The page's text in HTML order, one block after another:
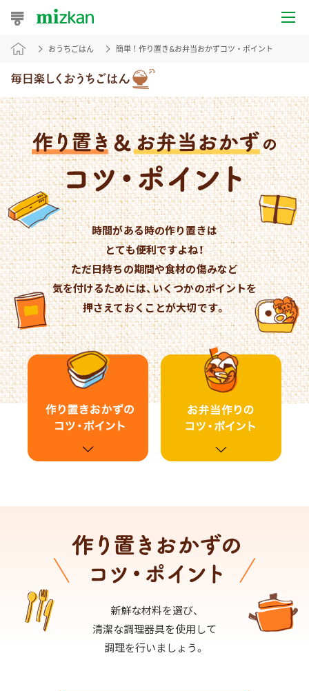
おうちレシピ
おすすめレシピ
レシピ特集
レシピカテゴリ一覧
商品からレシピを探す
レシピ名特集
商品情報
商品カテゴリ
酢 調味酢
お酢ドリンク ぽん酢
スープ
クイック調味料
新商品一覧
キャンペーン情報
ブランド・スペシャルサイト
ブランド・スペシャルサイト トップ
カンタン酢
お酢ドリンク
味ぽん
ぽん酢
ミツカングループについて
企業理念
ミツカンの歴史
ミツカンを知る
環境への取り組み
採用情報
おうちごはん 簡単！作り置き&お弁当おかずコツ・ポイント
時間がある時の作り置きは
とても便利ですよね！
ただ日持ちの期間や食材の傷みなど
気を付けるためには、いくつかのポイントを
押さえておくことが大切です。
新鮮な材料を選び、
清潔な調理器具を使用して
調理を行いましょう。